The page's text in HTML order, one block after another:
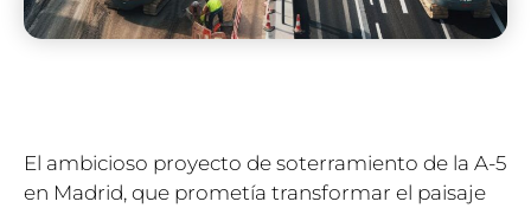
El ambicioso proyecto de soterramiento de la A-5
en Madrid, que prometía transformar el paisaje